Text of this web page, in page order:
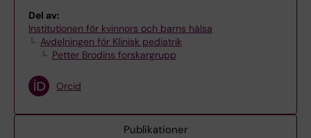
Del av:
Institutionen för kvinnors och barns hälsa
Avdelningen för Klinisk pediatrik
Petter Brodins forskargrupp
Orcid
Publikationer